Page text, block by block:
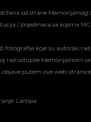
od strane Memorijalnog
/ pojedinaca sa kojima MC
fotografije koje su autorski
rad ustupile Memorijalnom
putem ove web-
Lampa